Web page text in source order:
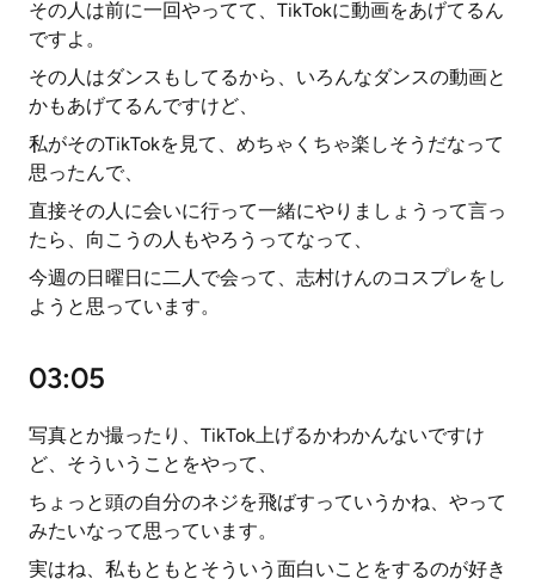
その人は前に一回やってて、TikTokに動画をあげてるん
ですよ。
その人はダンスもしてるから、いろんなダンスの動画と
かもあげてるんですけど、
私がそのTikTokを見て、めちゃくちゃ楽しそうだなって
思ったんで、
直接その人に会いに行って一緒にやりましょうって言っ
たら、向こうの人もやろうってなって、
今週の日曜日に二人で会って、志村けんのコスプレをし
ようと思っています。
03:05
写真とか撮ったり、TikTok上げるかわかんないですけ
ど、そういうことをやって、
ちょっと頭の自分のネジを飛ばすっていうかね、やって
みたいなって思っています。
実はね、私もともとそういう面白いことをするのが好き